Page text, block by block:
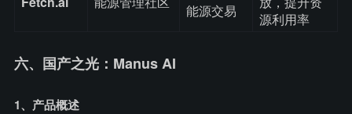
能源交易
源利用率
六、国产之光：Manus AI
1、产品概述